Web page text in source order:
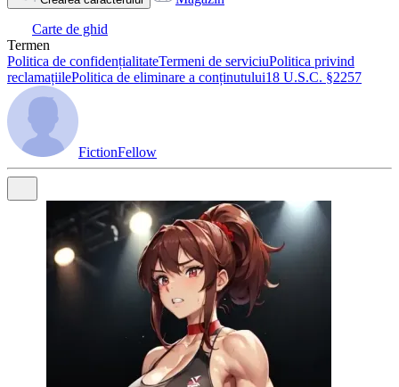
Carte de ghid
Termen
Politica de confidențialitateTermeni de serviciuPolitica privind
reclamațiilePolitica de eliminare a conținutului18 U.S.C. §2257
FictionFellow